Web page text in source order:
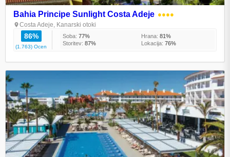
Bahia Principe Sunlight Costa Adeje ●●●●
Costa Adeje, Kanarski otoki
86%
(1.763) Ocen
Soba: 77% Hrana: 81%
Storitev: 87% Lokacija: 76%